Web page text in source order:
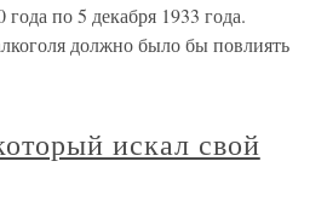
по 5 декабря 1933 года.
должно было бы повлиять
искал свой